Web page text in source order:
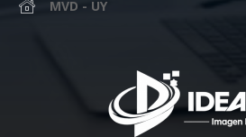
MVD - UY